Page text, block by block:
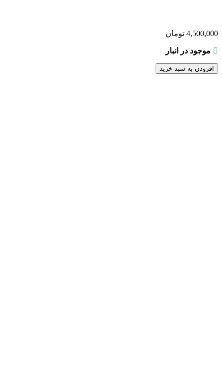
4,500,000 تومان
موجود در انبار
افزودن به سبد خرید